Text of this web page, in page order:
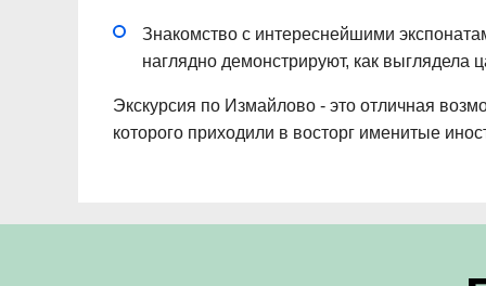
Знакомство с интереснейшими
наглядно демонстрируют, как выглядела
Экскурсия по Измайлово - это отличная
которого приходили в восторг именитые